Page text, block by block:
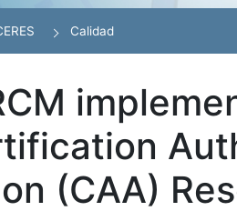
Calidad
(CAA)